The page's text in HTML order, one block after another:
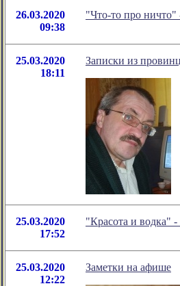
26.03.2020
09:38
"Что-то про
25.03.2020
18:11
Записки из
25.03.2020
17:52
"Красота и водка"
25.03.2020
12:22
Заметки на афише